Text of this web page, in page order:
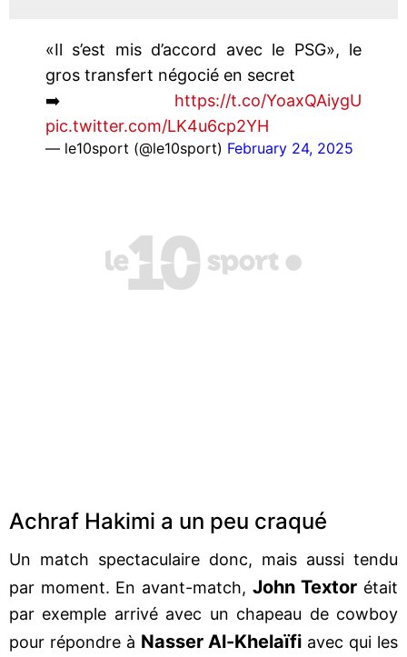
«Il s’est mis d’accord avec le PSG», le
gros transfert négocié en secret
➡️ https://t.co/YoaxQAiygU
pic.twitter.com/LK4u6cp2YH
— le10sport (@le10sport) February 24, 2025
Achraf Hakimi a un peu craqué
Un match spectaculaire donc, mais aussi tendu
par moment. En avant-match, John Textor était
par exemple arrivé avec un chapeau de cowboy
pour répondre à Nasser Al-Khelaïfi avec qui les